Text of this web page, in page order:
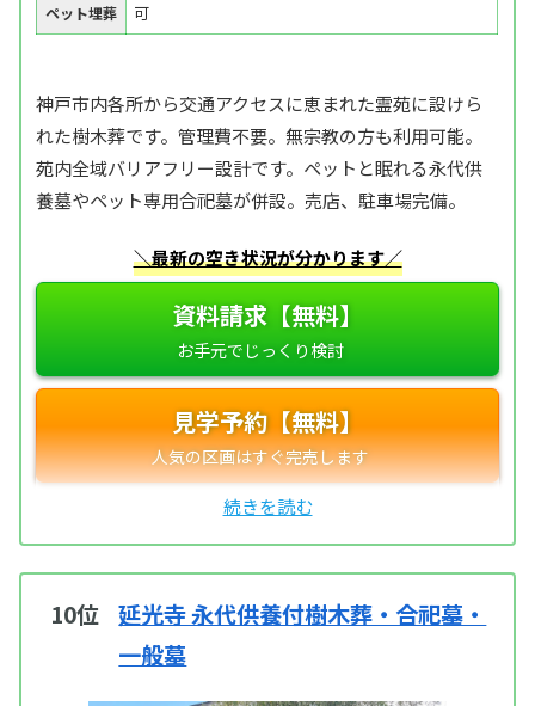
ペット埋葬 可
神戸市内各所から交通アクセスに恵まれた霊苑に設けら
れた樹木葬です。管理費不要。無宗教の方も利用可能。
苑内全域バリアフリー設計です。ペットと眠れる永代供
養墓やペット専用合祀墓が併設。売店、駐車場完備。
＼最新の空き状況が分かります／
資料請求【無料】
見学予約【無料】
10位
延光寺 永代供養付樹木葬・合祀墓・
一般墓